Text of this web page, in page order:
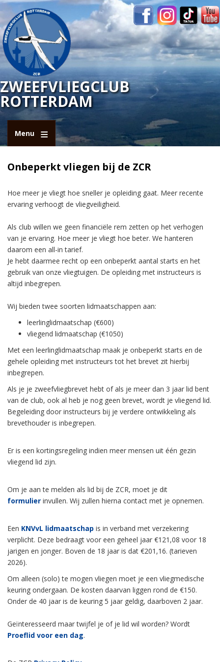
Overslaan
naar
de
inhoud
gaan
ZWEEFVLIEGCLUB
ROTTERDAM
Menu
Onbeperkt vliegen bij de ZCR
Hoe meer je vliegt hoe sneller je opleiding gaat. Meer recente
ervaring verhoogt de vliegveiligheid.
Als club willen we geen financiële rem zetten op het verhogen
van je ervaring. Hoe meer je vliegt hoe beter. We hanteren
daarom een all-in tarief.
Je hebt daarmee recht op een onbeperkt aantal starts en het
gebruik van onze vliegtuigen. De opleiding met instructeurs is
altijd inbegrepen.
Wij bieden twee soorten lidmaatschappen aan:
leerlinglidmaatschap (€600)
vliegend lidmaatschap (€1050)
Met een leerlinglidmaatschap maak je onbeperkt starts en de
gehele opleiding met instructeurs tot het brevet zit hierbij
inbegrepen.
Als je je zweefvliegbrevet hebt of als je meer dan 3 jaar lid bent
van de club, ook al heb je nog geen brevet, wordt je vliegend lid.
Begeleiding door instructeurs bij je verdere ontwikkeling als
brevethouder is inbegrepen.
Er is een kortingsregeling indien meer mensen uit één gezin
vliegend lid zijn.
Om je aan te melden als lid bij de ZCR, moet je dit
formulier invullen. Wij zullen hierna contact met je opnemen.
Een KNVvL lidmaatschap is in verband met verzekering
verplicht. Deze bedraagt voor een geheel jaar €121,08 voor 18
jarigen en jonger. Boven de 18 jaar is dat €201,16. (tarieven
2026).
Om alleen (solo) te mogen vliegen moet je een vliegmedische
keuring ondergaan. De kosten daarvan liggen rond de €150.
Onder de 40 jaar is de keuring 5 jaar geldig, daarboven 2 jaar.
Geïnteresseerd maar twijfel je of je lid wil worden? Wordt
Proeflid voor een dag.